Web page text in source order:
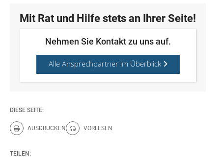
Mit Rat und Hilfe stets an Ihrer Seite!
Nehmen Sie Kontakt zu uns auf.
Alle Ansprechpartner im Überblick
DIESE SEITE:
AUSDRUCKEN
Diese Seite drucken.
VORLESEN
Diese Seite vorlesen.
TEILEN: